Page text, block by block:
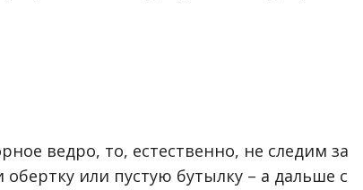
ведро, то, естественно, не следим за
или пустую бутылку – а дальше с